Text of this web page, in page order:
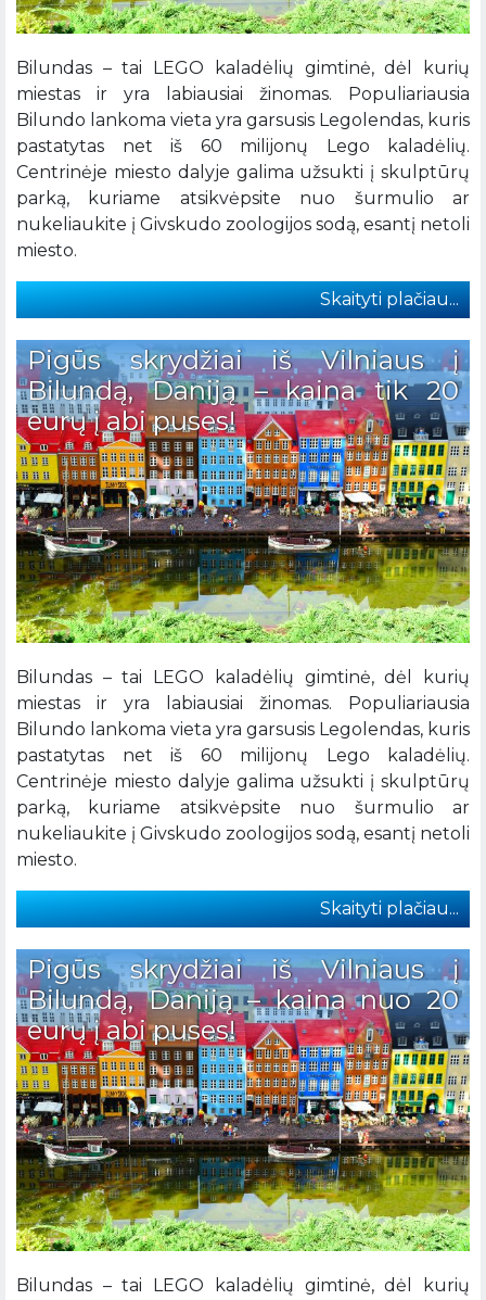
Bilundas – tai LEGO kaladėlių gimtinė, dėl kurių
miestas ir yra labiausiai žinomas. Populiariausia
Bilundo lankoma vieta yra garsusis Legolendas, kuris
pastatytas net iš 60 milijonų Lego kaladėlių.
Centrinėje miesto dalyje galima užsukti į skulptūrų
parką, kuriame atsikvėpsite nuo šurmulio ar
nukeliaukite į Givskudo zoologijos sodą, esantį netoli
miesto.
Skaityti plačiau...
Pigūs skrydžiai iš Vilniaus į
Bilundą, Daniją – kaina tik 20
eurų į abi puses!
Bilundas – tai LEGO kaladėlių gimtinė, dėl kurių
miestas ir yra labiausiai žinomas. Populiariausia
Bilundo lankoma vieta yra garsusis Legolendas, kuris
pastatytas net iš 60 milijonų Lego kaladėlių.
Centrinėje miesto dalyje galima užsukti į skulptūrų
parką, kuriame atsikvėpsite nuo šurmulio ar
nukeliaukite į Givskudo zoologijos sodą, esantį netoli
miesto.
Skaityti plačiau...
Pigūs skrydžiai iš Vilniaus į
Bilundą, Daniją – kaina nuo 20
eurų į abi puses!
Bilundas – tai LEGO kaladėlių gimtinė, dėl kurių